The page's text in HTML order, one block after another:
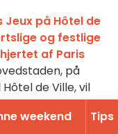
Jeux på Hôtel de
og festlige
af Paris
på
de Ville, vil
Jeux blive oprettet
i
weekend Tips